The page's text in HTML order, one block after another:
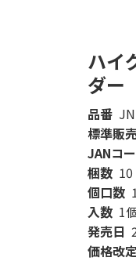
ハイ
ダー
品番
標準販
JANコ
梱数 10
個口数
入数 1
発売日
価格改